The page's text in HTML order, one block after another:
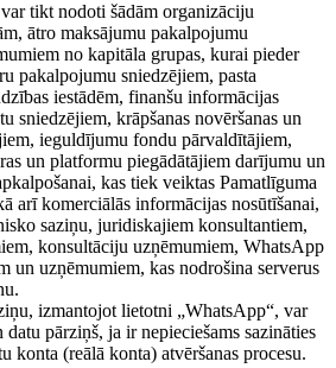
tikt nodoti šādām organizāciju
ātro maksājumu pakalpojumu
no kapitāla grupas, kurai pieder
pakalpojumu sniedzējiem, pasta
iestādēm, finanšu informācijas
sniedzējiem, krāpšanas novēršanas un
ieguldījumu fondu pārvaldītājiem,
un platformu piegādātājiem darījumu un
kas tiek veiktas Pamatlīguma
arī komerciālās informācijas nosūtīšanai,
saziņu, juridiskajiem konsultantiem,
konsultāciju uzņēmumiem, WhatsApp
un uzņēmumiem, kas nodrošina serverus
izmantojot lietotni „WhatsApp“, var
datu pārziņš, ja ir nepieciešams sazināties
konta (reālā konta) atvēršanas procesu.